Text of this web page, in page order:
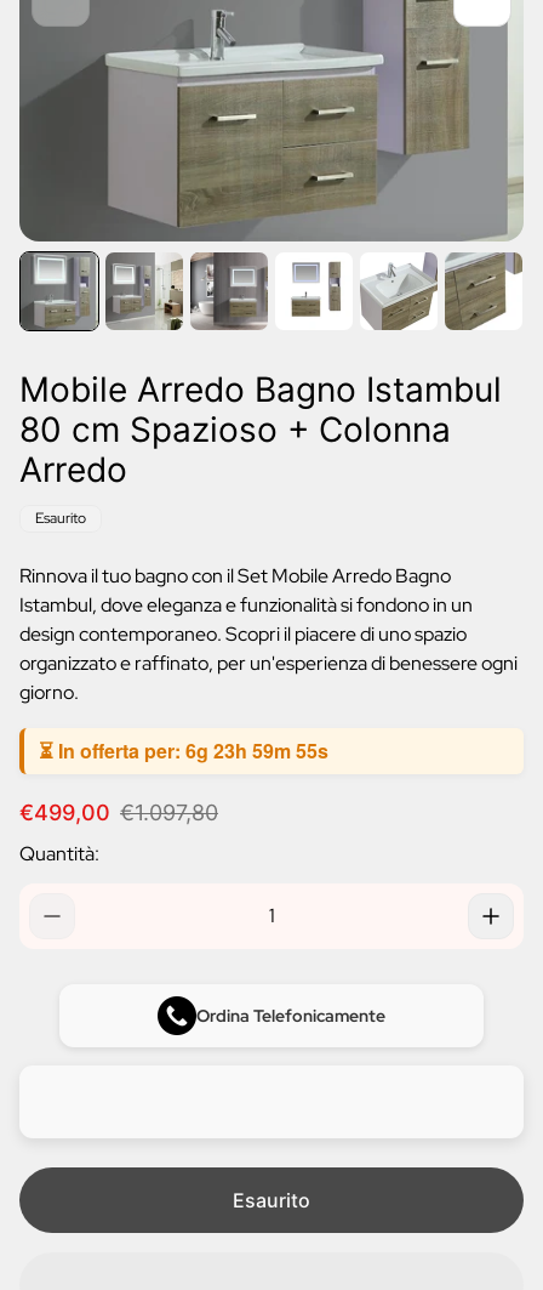
Mobile Arredo Bagno Istambul
80 cm Spazioso + Colonna
Arredo
Etichetta
Esaurito
Rinnova il tuo bagno con il Set Mobile Arredo Bagno
Istambul, dove eleganza e funzionalità si fondono in un
design contemporaneo. Scopri il piacere di uno spazio
organizzato e raffinato, per un'esperienza di benessere ogni
giorno.
⏳ In offerta per: 6g 23h 59m 54s
P
e
€499,00 P
€1.097,80
Quantità:
Ordina Telefonicamente
Esaurito